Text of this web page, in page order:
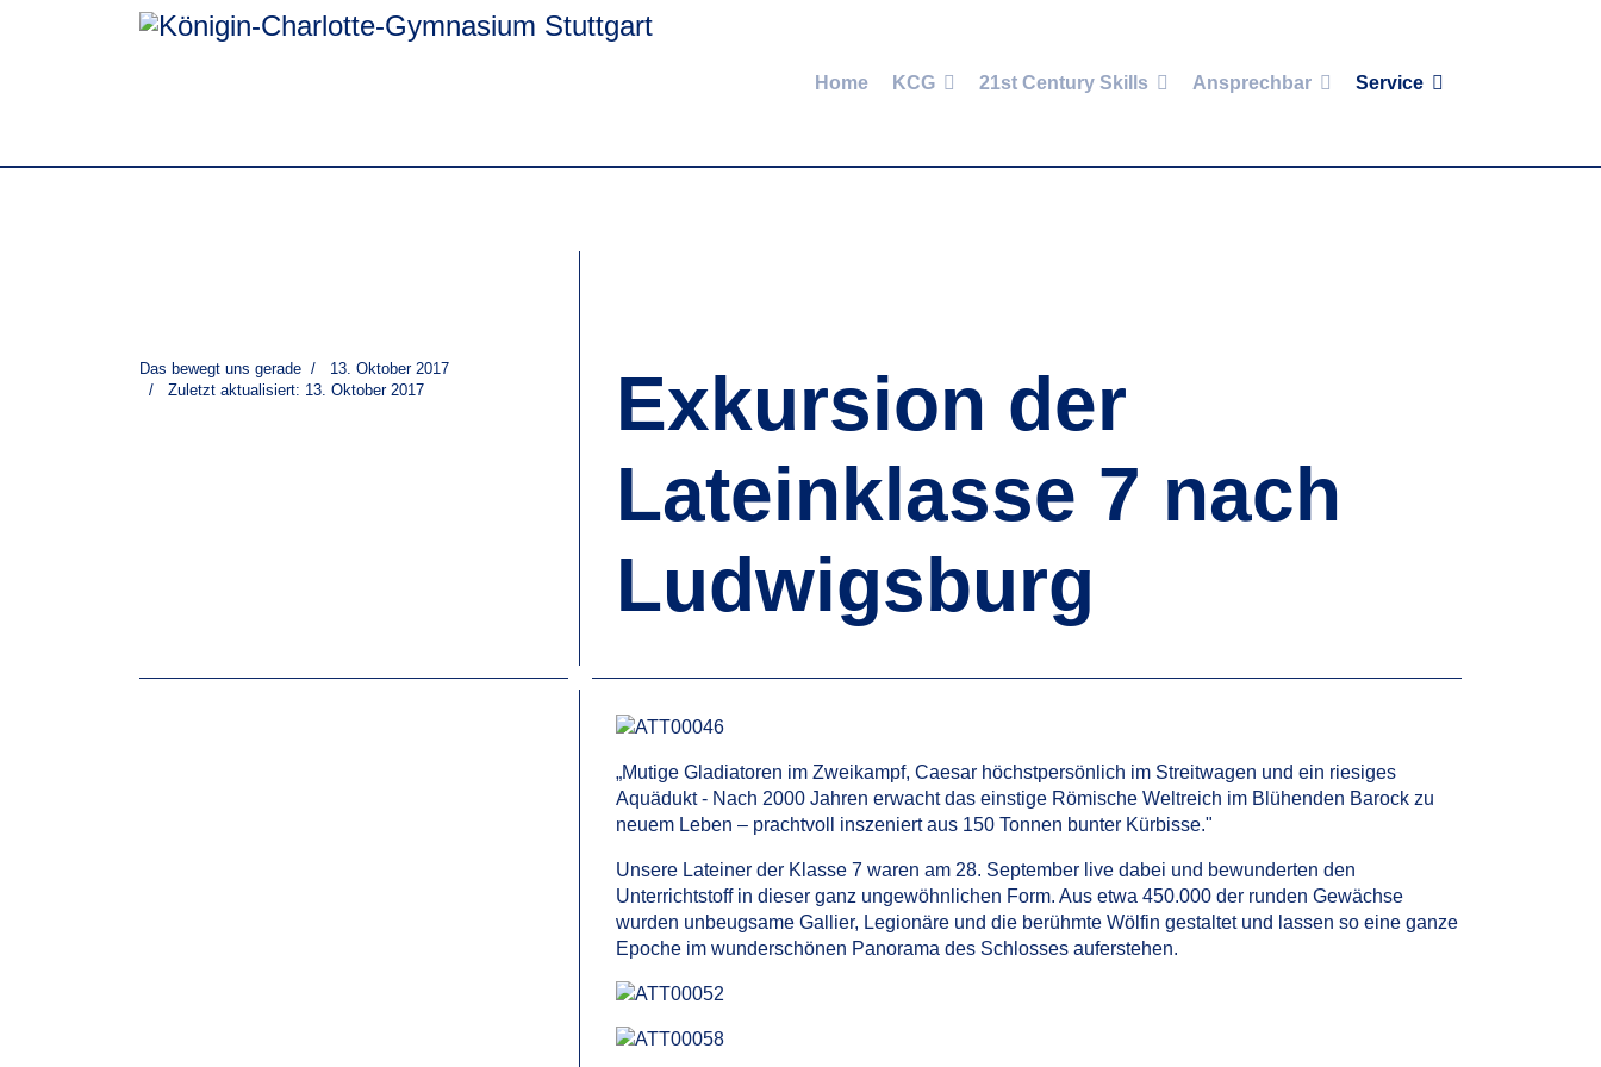
Home KCG 21st Century Skills Ansprechbar Service
Das bewegt uns gerade
13. Oktober 2017
Zuletzt aktualisiert: 13. Oktober 2017
Exkursion der
Lateinklasse 7 nach
Ludwigsburg
„Mutige Gladiatoren im Zweikampf, Caesar höchstpersönlich im Streitwagen und ein riesiges
Aquädukt - Nach 2000 Jahren erwacht das einstige Römische Weltreich im Blühenden Barock zu
neuem Leben – prachtvoll inszeniert aus 150 Tonnen bunter Kürbisse."
Unsere Lateiner der Klasse 7 waren am 28. September live dabei und bewunderten den
Unterrichtstoff in dieser ganz ungewöhnlichen Form. Aus etwa 450.000 der runden Gewächse
wurden unbeugsame Gallier, Legionäre und die berühmte Wölfin gestaltet und lassen so eine ganze
Epoche im wunderschönen Panorama des Schlosses auferstehen.